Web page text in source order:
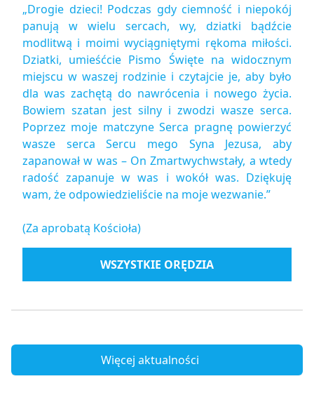
„Drogie dzieci! Podczas gdy ciemność i niepokój
panują w wielu sercach, wy, dziatki bądźcie
modlitwą i moimi wyciągniętymi rękoma miłości.
Dziatki, umieśćcie Pismo Święte na widocznym
miejscu w waszej rodzinie i czytajcie je, aby było
dla was zachętą do nawrócenia i nowego życia.
Bowiem szatan jest silny i zwodzi wasze serca.
Poprzez moje matczyne Serca pragnę powierzyć
wasze serca Sercu mego Syna Jezusa, aby
zapanował w was – On Zmartwychwstały, a wtedy
radość zapanuje w was i wokół was. Dziękuję
wam, że odpowiedzieliście na moje wezwanie.”
(Za aprobatą Kościoła)
WSZYSTKIE ORĘDZIA
Więcej aktualności